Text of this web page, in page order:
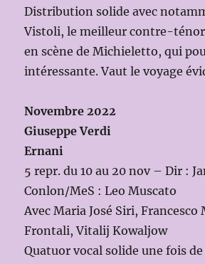
Distribution solide avec
Vistoli, le meilleur contre-
en scène de Michieletto, qui
intéressante. Vaut le voyage
Novembre 2022
Giuseppe Verdi
Ernani
5 repr. du 10 au 20 nov – Dir :
Conlon/MeS : Leo Muscato
Avec Maria José Siri, Francesco
Frontali, Vitalij Kowaljow
Quatuor vocal solide une fois